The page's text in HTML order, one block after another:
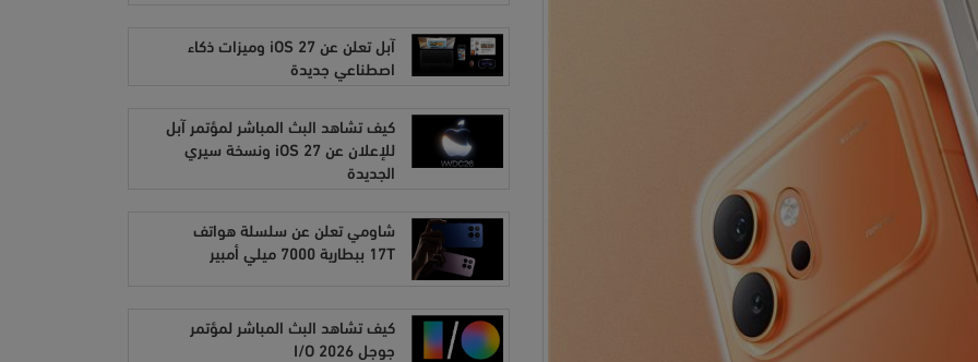
آبل تعلن عن iOS 27 وميزات ذكاء
اصطناعي جديدة
كيف تشاهد البث المباشر لمؤتمر آبل
للإعلان عن iOS 27 ونسخة سيري
الجديدة
شاومي تعلن عن سلسلة هواتف
17T ببطارية 7000 ميلي أمبير
كيف تشاهد البث المباشر لمؤتمر
جوجل I/O 2026